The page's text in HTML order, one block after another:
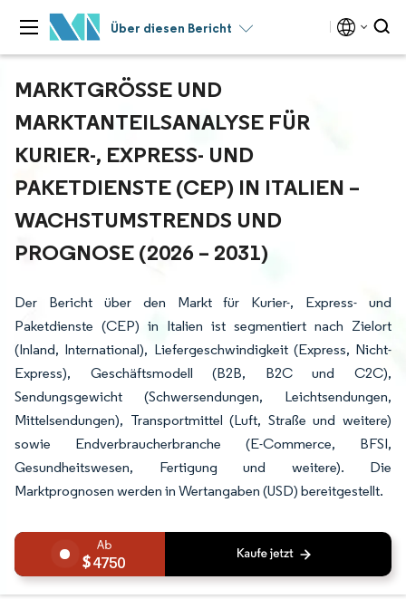
Über diesen Bericht
MARKTGRÖSSE UND M
ARKTANTEILSANALYSE FÜR K
URIER-, EXPRESS- UND P
AKETDIENSTE (CEP) IN ITALIEN – W
ACHSTUMSTRENDS UND P
ROGNOSE (2026 – 2031)
Der Bericht über den Markt für Kurier-, Express- und
Paketdienste (CEP) in Italien ist segmentiert nach Zielort
(Inland, International), Liefergeschwindigkeit (Express, Nicht-
Express), Geschäftsmodell (B2B, B2C und C2C),
Sendungsgewicht (Schwersendungen, Leichtsendungen,
Mittelsendungen), Transportmittel (Luft, Straße und weitere)
sowie Endverbraucherbranche (E-Commerce, BFSI,
Gesundheitswesen, Fertigung und weitere). Die
Marktprognosen werden in Wertangaben (USD) bereitgestellt.
4750